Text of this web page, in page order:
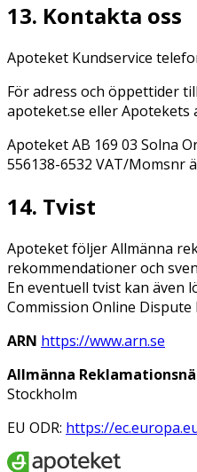
13. Kontakta oss
Apoteket Kundservice
För adress och öppettider
apoteket.se eller Apotekets
Apoteket AB 169 03 Solna
556138-6532 VAT/Momsnr
14. Tvist
Apoteket följer Allmänna
rekommendationer och
En eventuell tvist kan även
Commission Online Dispute
ARN https://www.arn.se
Allmänna
Stockholm
EU ODR: https://